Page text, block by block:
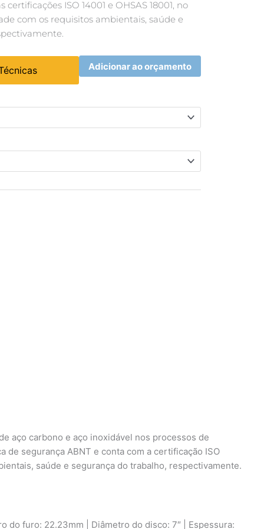
ISO 14001 e OHSAS 18001, no
com os requisitos ambientais, saúde e
Adicionar ao orçamento
aço carbono e aço inoxidável nos processos de
segurança ABNT e conta com a certificação ISO
saúde e segurança do trabalho, respectivamente.
do furo: 22.23mm | Diâmetro do disco: 7″ | Espessura: